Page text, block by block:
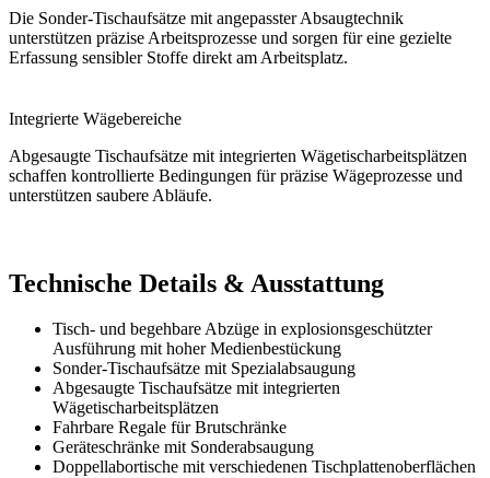
Die Sonder-Tischaufsätze mit angepasster Absaugtechnik
unterstützen präzise Arbeitsprozesse und sorgen für eine gezielte
Erfassung sensibler Stoffe direkt am Arbeitsplatz.
Integrierte Wägebereiche
Abgesaugte Tischaufsätze mit integrierten Wägetischarbeitsplätzen
schaffen kontrollierte Bedingungen für präzise Wägeprozesse und
unterstützen saubere Abläufe.
Technische Details & Ausstattung
Tisch- und begehbare Abzüge in explosionsgeschützter
Ausführung mit hoher Medienbestückung
Sonder-Tischaufsätze mit Spezialabsaugung
Abgesaugte Tischaufsätze mit integrierten
Wägetischarbeitsplätzen
Fahrbare Regale für Brutschränke
Geräteschränke mit Sonderabsaugung
Doppellabortische mit verschiedenen Tischplattenoberflächen